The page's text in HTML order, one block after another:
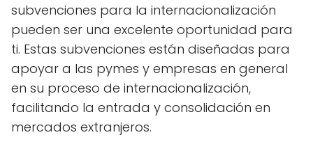
subvenciones para la internacionalización
pueden ser una excelente oportunidad para
ti. Estas subvenciones están diseñadas para
apoyar a las pymes y empresas en general
en su proceso de internacionalización,
facilitando la entrada y consolidación en
mercados extranjeros.